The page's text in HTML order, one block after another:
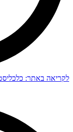
לקריאה באתר: